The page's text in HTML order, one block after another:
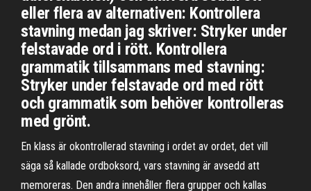
eller flera av alternativen: Kontrollera
stavning medan jag skriver: Stryker under
felstavade ord i rött. Kontrollera
grammatik tillsammans med stavning:
Stryker under felstavade ord med rött
och grammatik som behöver kontrolleras
med grönt.
En klass är okontrollerad stavning i ordet av ordet, det vill
säga så kallade ordboksord, vars stavning är avsedd att
memoreras. Den andra innehåller flera grupper och kallas